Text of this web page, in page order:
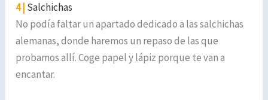
4 | Salchichas
No podía faltar un apartado dedicado a las salchichas
alemanas, donde haremos un repaso de las que
probamos allí. Coge papel y lápiz porque te van a
encantar.